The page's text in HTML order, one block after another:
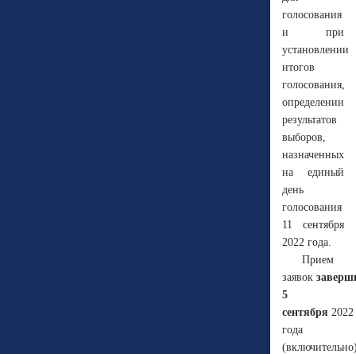
голосования
и при
установлении
итогов
голосования,
определении
результатов
выборов,
назначенных
на единый
день
голосования
11 сентября
2022 года.
Прием
заявок
5
сентября 2022
года